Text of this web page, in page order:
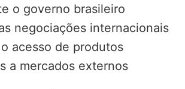
o governo brasileiro
negociações internacionais
acesso de produtos
a mercados externos